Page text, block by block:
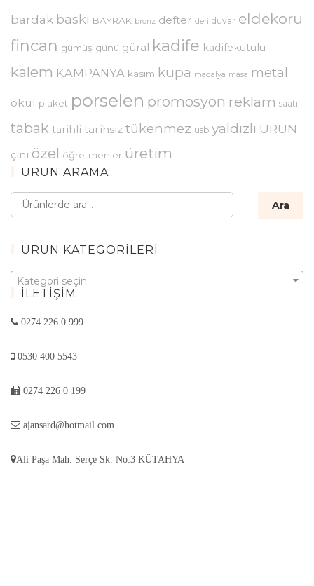
bardak baskı BAYRAK bronz defter deri duvar eldekoru
fincan gümüş günü güral kadife kadifekutulu
kalem KAMPANYA kasım kupa madalya masa metal
okul plaket porselen promosyon reklam saati
tabak tarihli tarihsiz tükenmez usb yaldızlı ÜRÜN
çini özel öğretmenler üretim
ÜRÜN ARAMA
Ara: Ara
ÜRÜN KATEGORILERI
Kategori seçin
İLETIŞIM
0274 226 0 999
0530 400 5543
0274 226 0 199
ajansard@hotmail.com
Ali Paşa Mah. Serçe Sk. No:3 KÜTAHYA